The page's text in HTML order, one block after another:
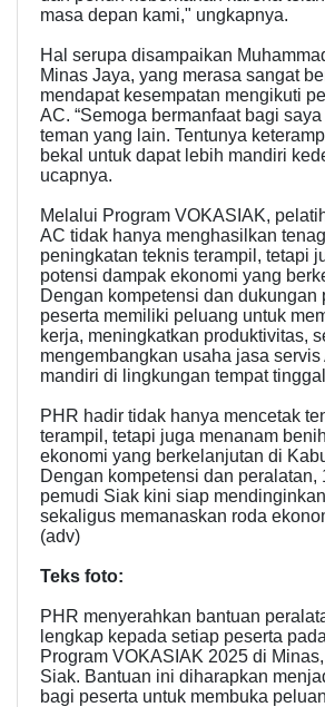
masa depan kami," ungkapnya.
Hal serupa disampaikan
Minas Jaya, yang merasa sangat
mendapat kesempatan mengikuti
AC. “Semoga bermanfaat bagi
teman yang lain. Tentunya
bekal untuk dapat lebih mandiri
ucapnya.
Melalui Program VOKASIAK,
AC tidak hanya menghasilkan
peningkatan teknis terampil, tetapi
potensi dampak ekonomi yang
Dengan kompetensi dan dukungan
peserta memiliki peluang untuk
kerja, meningkatkan produktivitas,
mengembangkan usaha jasa servis
mandiri di lingkungan tempat
PHR hadir tidak hanya mencetak
terampil, tetapi juga menanam
ekonomi yang berkelanjutan di
Dengan kompetensi dan peralatan,
pemudi Siak kini siap
sekaligus memanaskan roda
(adv)
Teks foto:
PHR menyerahkan bantuan
lengkap kepada setiap peserta
Program VOKASIAK 2025 di
Siak. Bantuan ini diharapkan
bagi peserta untuk membuka